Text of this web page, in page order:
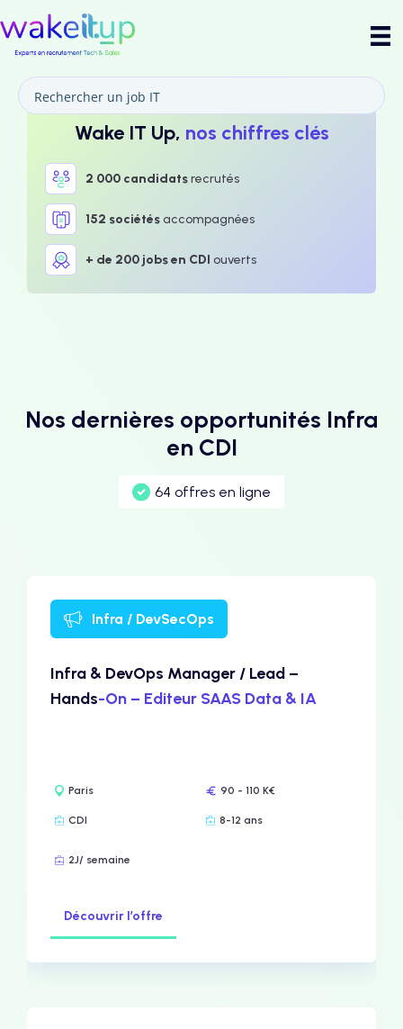
Wake IT Up, nos chiffres clés
2 000 candidatsrecrutés
152 sociétésaccompagnées
+ de 200 jobs en CDI ouverts
Nos dernières opportunités Infra
en CDI
64 offres en ligne
Infra / DevSecOps
Infra & DevOps Manager / Lead –
Hands-On – Editeur SAAS Data & IA
Paris 90 - 110 K€
CDI 8-12 ans
2J/ semaine
Découvrir l’offre